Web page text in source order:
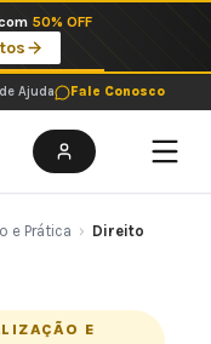
50% OFF
Ajuda Fale Conosco
e Prática › Direito
E